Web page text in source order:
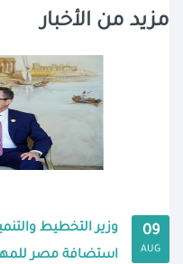
مزيد من الأخبار
09
AUG
وزير التخطيط
استضافة مصر